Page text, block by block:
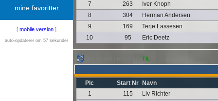
mine favoritter
[ mobile version ]
auto-opdaterer om 57 sekunder
7
263
Iver Knoph
8
304
Herman Andersen
9
169
Terje Lassesen
10
95 Eric Deetz
TIL
Plc Start Nr
Navn
1
115
Liv Richter